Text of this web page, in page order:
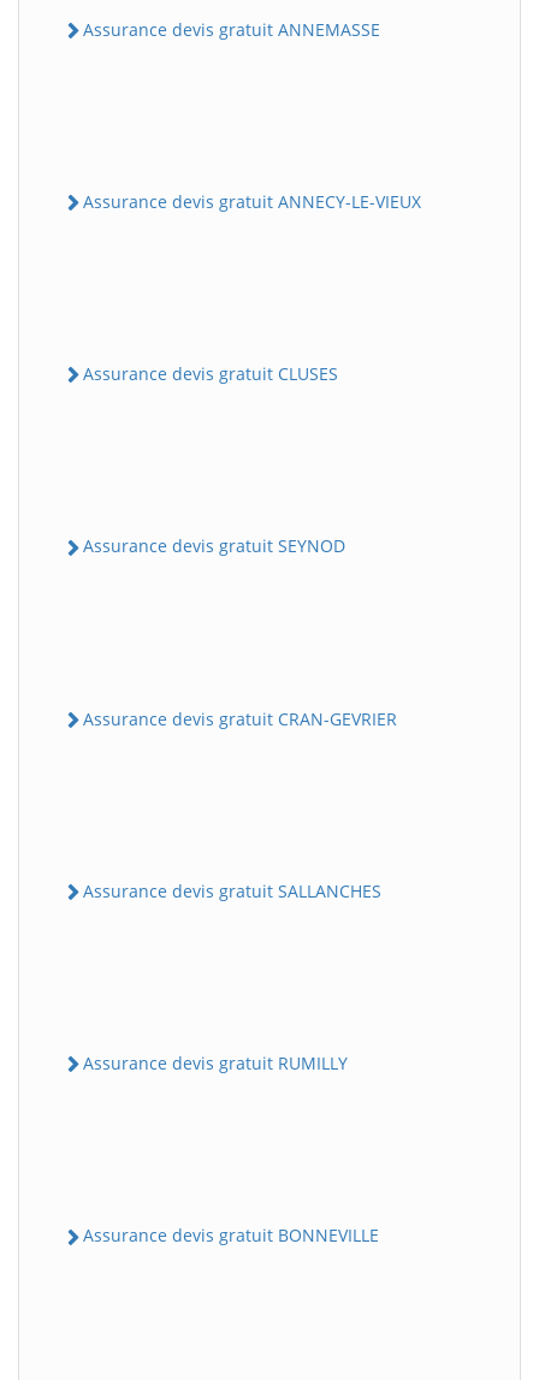
Assurance devis gratuit ANNEMASSE
Assurance devis gratuit ANNECY-LE-VIEUX
Assurance devis gratuit CLUSES
Assurance devis gratuit SEYNOD
Assurance devis gratuit CRAN-GEVRIER
Assurance devis gratuit SALLANCHES
Assurance devis gratuit RUMILLY
Assurance devis gratuit BONNEVILLE